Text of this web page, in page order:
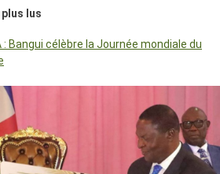
plus lus
: Bangui célèbre la Journée mondiale du